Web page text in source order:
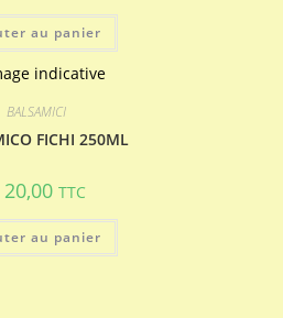
au panier
BALSAMICI
FICHI 250ML
20,00 TTC
au panier